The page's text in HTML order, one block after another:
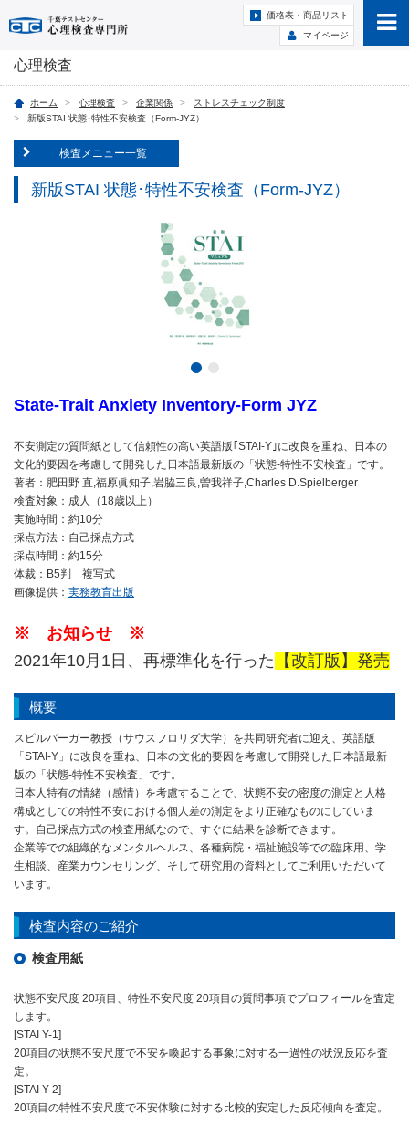
価格表・商品リスト
マイページ
心理検査
ホーム 心理検査 企業関係
ストレスチェック制度
新版STAI 状態･特性不安検査（Form-JYZ）
検査メニュー一覧
新版STAI 状態･特性不安検査（Form-JYZ）
State-Trait Anxiety Inventory-Form JYZ
不安測定の質問紙として信頼性の高い英語版｢STAI-Y｣に改良を重ね、日本の
文化的要因を考慮して開発した日本語最新版の「状態-特性不安検査」です。
著者：肥田野 直,福原眞知子,岩脇三良,曽我祥子,Charles D.Spielberger
検査対象：成人（18歳以上）
実施時間：約10分
採点方法：自己採点方式
採点時間：約15分
体裁：B5判 複写式
画像提供： 実務教育出版
※ お知らせ ※
2021年10月1日、再標準化を行った 【改訂版】発売
概要
スピルバーガー教授（サウスフロリダ大学）を共同研究者に迎え、英語版
「STAI-Y」に改良を重ね、日本の文化的要因を考慮して開発した日本語最新
版の「状態-特性不安検査」です。
日本人特有の情緒（感情）を考慮することで、状態不安の密度の測定と人格
構成としての特性不安における個人差の測定をより正確なものにしていま
す。自己採点方式の検査用紙なので、すぐに結果を診断できます。
企業等での組織的なメンタルヘルス、各種病院・福祉施設等での臨床用、学
生相談、産業カウンセリング、そして研究用の資料としてご利用いただいて
います。
検査内容のご紹介
検査用紙
状態不安尺度 20項目、特性不安尺度 20項目の質問事項でプロフィールを査定
します。
[STAI Y-1]
20項目の状態不安尺度で不安を喚起する事象に対する一過性の状況反応を査
定。
[STAI Y-2]
20項目の特性不安尺度で不安体験に対する比較的安定した反応傾向を査定。